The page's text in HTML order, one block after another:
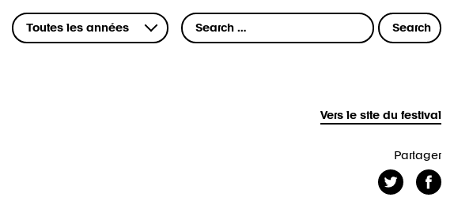
Vers le site du festival
Partager